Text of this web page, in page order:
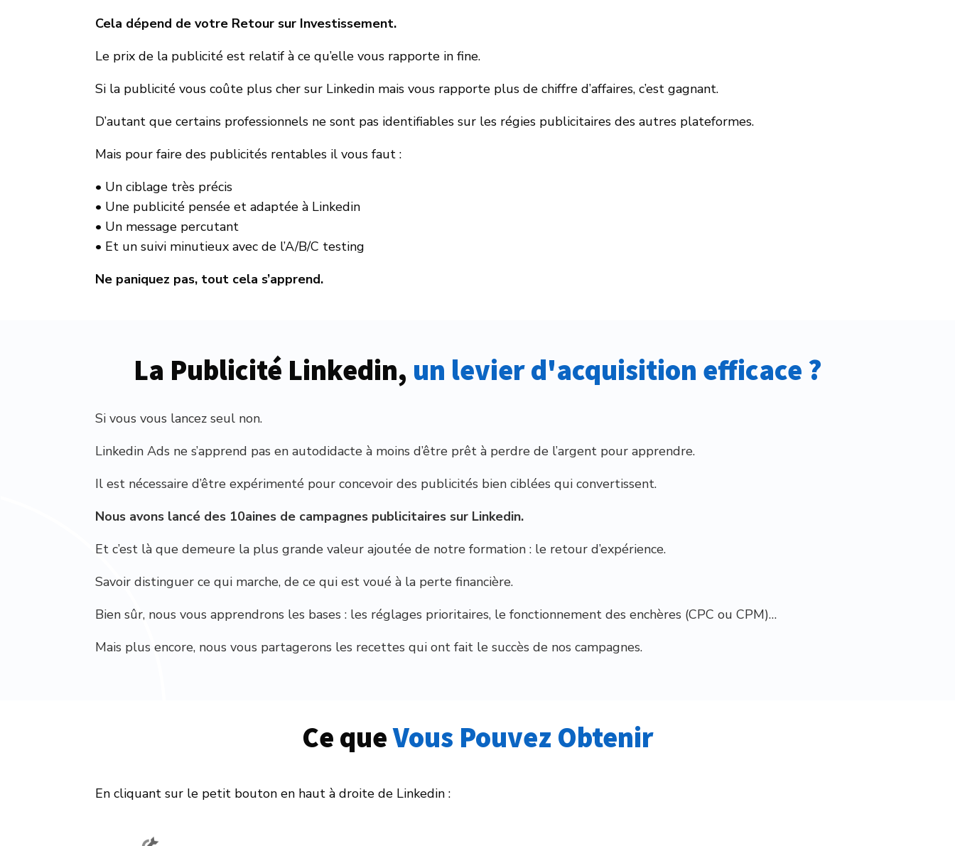
Cela dépend de votre Retour sur Investissement.
Le prix de la publicité est relatif à ce qu’elle vous rapporte in fine.
Si la publicité vous coûte plus cher sur Linkedin mais vous rapporte plus de chiffre d’affaires, c’est gagnant.
D’autant que certains professionnels ne sont pas identifiables sur les régies publicitaires des autres plateformes.
Mais pour faire des publicités rentables il vous faut :
• Un ciblage très précis
• Une publicité pensée et adaptée à Linkedin
• Un message percutant
• Et un suivi minutieux avec de l’A/B/C testing
Ne paniquez pas, tout cela s’apprend.
La Publicité Linkedin, un levier d'acquisition efficace ?
Si vous vous lancez seul non.
Linkedin Ads ne s’apprend pas en autodidacte à moins d’être prêt à perdre de l’argent pour apprendre.
Il est nécessaire d’être expérimenté pour concevoir des publicités bien ciblées qui convertissent.
Nous avons lancé des 10aines de campagnes publicitaires sur Linkedin.
Et c’est là que demeure la plus grande valeur ajoutée de notre formation : le retour d’expérience.
Savoir distinguer ce qui marche, de ce qui est voué à la perte financière.
Bien sûr, nous vous apprendrons les bases : les réglages prioritaires, le fonctionnement des enchères (CPC ou CPM)…
Mais plus encore, nous vous partagerons les recettes qui ont fait le succès de nos campagnes.
Ce que Vous Pouvez Obtenir
En cliquant sur le petit bouton en haut à droite de Linkedin :